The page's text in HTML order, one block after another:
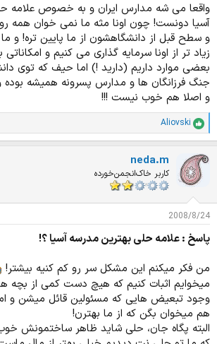
واقعا می شه مدارس ایران و به خصوص علامه
آسیا دونست! چون اونا مثه ما نمی خوان همه
و سطح قبل از دانشگاهشون از ما پایین تره! و
زیاد تر از اونا سرمایه گذاری می کنیم و امکاناتی
بعضی موارد داریم (دارید !) اما حیف که توی
جنگ فرزانگان ها و مدارس پسرونه همیشه
و اصلا هم خوب نیست !!!
ا
م
ت
ی
ت
:
Aliovski
neda.m
کاربر خاک‌انجمن‌خورده
2008/8/24
پاسخ : علامه حلی بهترین مدرسه آسیا ؟!
من فکر میکنم این مشکل سر رو کم کنیه بیشتر!
میخوایم اثبات کنیم که هیچ دست کمی از بچه
وجود تبعیض هایی که مسئولین قائل میشن و
هم میخوان بگن که از ما بهترن!
البته پگاه جان، حلی شاید ظاهر ساختمونش خوب